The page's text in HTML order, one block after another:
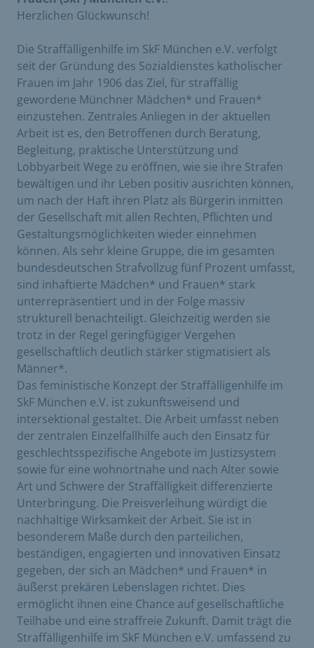
Herzlichen Glückwunsch!
Die Straffälligenhilfe im SkF München e.V. verfolgt
seit der Gründung des Sozialdienstes katholischer
Frauen im Jahr 1906 das Ziel, für straffällig
gewordene Münchner Mädchen* und Frauen*
einzustehen. Zentrales Anliegen in der aktuellen
Arbeit ist es, den Betroffenen durch Beratung,
Begleitung, praktische Unterstützung und
Lobbyarbeit Wege zu eröffnen, wie sie ihre Strafen
bewältigen und ihr Leben positiv ausrichten können,
um nach der Haft ihren Platz als Bürgerin inmitten
der Gesellschaft mit allen Rechten, Pflichten und
Gestaltungsmöglichkeiten wieder einnehmen
können. Als sehr kleine Gruppe, die im gesamten
bundesdeutschen Strafvollzug fünf Prozent umfasst,
sind inhaftierte Mädchen* und Frauen* stark
unterrepräsentiert und in der Folge massiv
strukturell benachteiligt. Gleichzeitig werden sie
trotz in der Regel geringfügiger Vergehen
gesellschaftlich deutlich stärker stigmatisiert als
Männer*.
Das feministische Konzept der Straffälligenhilfe im
SkF München e.V. ist zukunftsweisend und
intersektional gestaltet. Die Arbeit umfasst neben
der zentralen Einzelfallhilfe auch den Einsatz für
geschlechtsspezifische Angebote im Justizsystem
sowie für eine wohnortnahe und nach Alter sowie
Art und Schwere der Straffälligkeit differenzierte
Unterbringung. Die Preisverleihung würdigt die
nachhaltige Wirksamkeit der Arbeit. Sie ist in
besonderem Maße durch den parteilichen,
beständigen, engagierten und innovativen Einsatz
gegeben, der sich an Mädchen* und Frauen* in
äußerst prekären Lebenslagen richtet. Dies
ermöglicht ihnen eine Chance auf gesellschaftliche
Teilhabe und eine straffreie Zukunft. Damit trägt die
Straffälligenhilfe im SkF München e.V. umfassend zu